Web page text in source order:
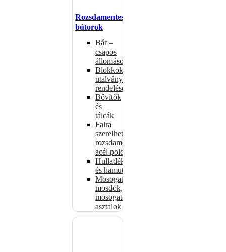
Rozsdamentes
bútorok
Bár –
csapos
állomások
Blokkok
utalványokhoz,
rendelésekhez
Bővítők
és
tálcák
Falra
szerelhető
rozsdamentes
acél polcok
Hulladékkosarak
és hamutartók
Mosogatók,
mosdók,
mosogató
asztalok